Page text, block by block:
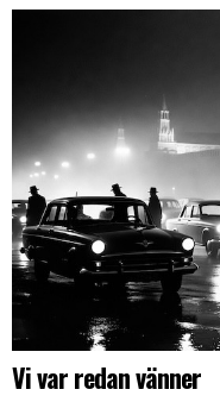
Vi var redan vänner